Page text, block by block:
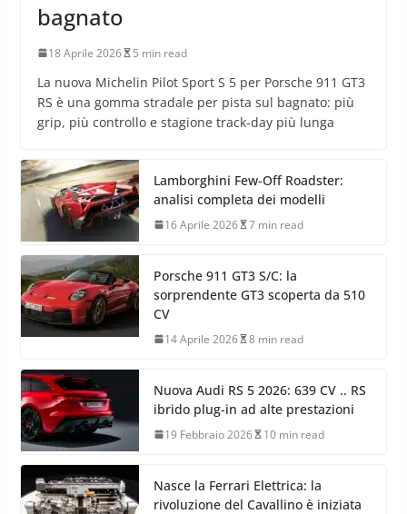
bagnato
18 Aprile 2026 5 min read
La nuova Michelin Pilot Sport S 5 per Porsche 911 GT3
RS è una gomma stradale per pista sul bagnato: più
grip, più controllo e stagione track-day più lunga
Lamborghini Few-Off Roadster:
analisi completa dei modelli
16 Aprile 2026 7 min read
Porsche 911 GT3 S/C: la
sorprendente GT3 scoperta da 510
CV
14 Aprile 2026 8 min read
Nuova Audi RS 5 2026: 639 CV .. RS
ibrido plug-in ad alte prestazioni
19 Febbraio 2026 10 min read
Nasce la Ferrari Elettrica: la
rivoluzione del Cavallino è iniziata